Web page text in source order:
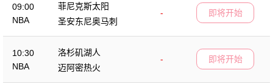
09:00
NBA
菲尼克斯太阳
-
圣安东尼奥马刺
即将开始
10:30
NBA
洛杉矶湖人
-
迈阿密热火
即将开始